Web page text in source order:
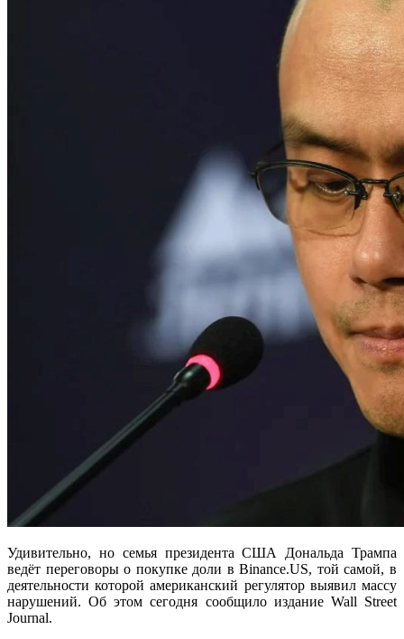
Удивительно, но семья президента США Дональда Трампа
ведёт переговоры о покупке доли в Binance.US, той самой, в
деятельности которой американский регулятор выявил массу
нарушений. Об этом сегодня сообщило издание Wall Street
Journal.